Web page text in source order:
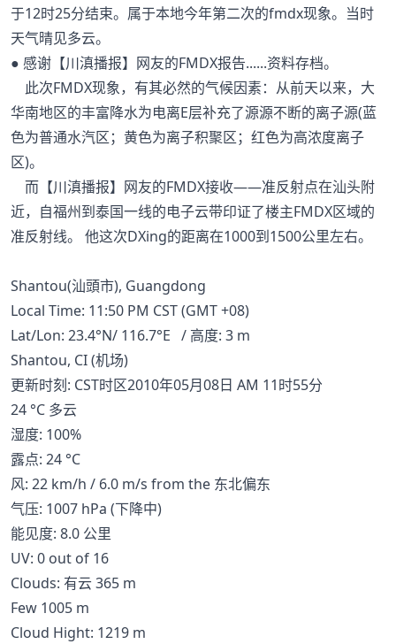
于12时25分结束。属于本地今年第二次的fmdx现象。当时
天气晴见多云。
● 感谢【川滇播报】网友的FMDX报告......资料存档。
此次FMDX现象，有其必然的气候因素：从前天以来，大
华南地区的丰富降水为电离E层补充了源源不断的离子源(蓝
色为普通水汽区；黄色为离子积聚区；红色为高浓度离子
区)。
而【川滇播报】网友的FMDX接收——准反射点在汕头附
近，自福州到泰国一线的电子云带印证了楼主FMDX区域的
准反射线。 他这次DXing的距离在1000到1500公里左右。
Shantou(汕頭市), Guangdong
Local Time: 11:50 PM CST (GMT +08)
Lat/Lon: 23.4°N/ 116.7°E / 高度: 3 m
Shantou, CI (机场)
更新时刻: CST时区2010年05月08日 AM 11时55分
24 °C 多云
湿度: 100%
露点: 24 °C
风: 22 km/h / 6.0 m/s from the 东北偏东
气压: 1007 hPa (下降中)
能见度: 8.0 公里
UV: 0 out of 16
Clouds: 有云 365 m
Few 1005 m
Cloud Hight: 1219 m